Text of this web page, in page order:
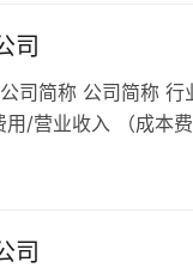
司
司简称 公司简称
用/营业收入 （成本
司